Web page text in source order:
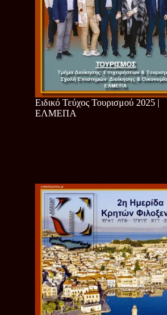
Ειδικό Τεύχος Τουρισμού 2025 |
ΕΛΜΕΠΑ